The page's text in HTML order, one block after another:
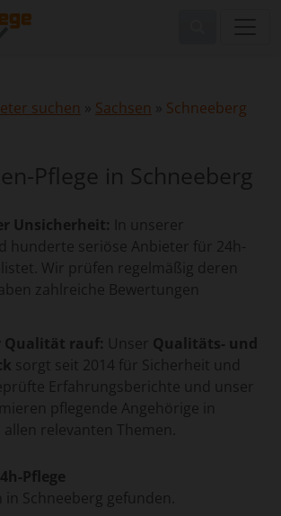
suchen » Sachsen » Schneeberg
Pflege in Schneeberg
Unsicherheit: In unserer
hunderte seriöse Anbieter für 24h-
Wir prüfen regelmäßig deren
zahlreiche Bewertungen
Qualität rauf: Unser Qualitäts- und
sorgt seit 2014 für Sicherheit und
Erfahrungsberichte und unser
pflegende Angehörige in
relevanten Themen.
Pflege
Schneeberg gefunden.